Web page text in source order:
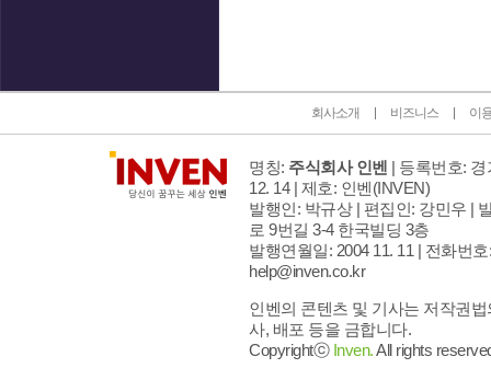
회사소개 비즈니스 이
명칭: 주식회사 인벤 | 등록번호:
12. 14 | 제호: 인벤(INVEN)
발행인: 박규상 | 편집인: 강민우 |
로 9번길 3-4 한국빌딩 3층
발행연월일: 2004 11. 11 | 전화번호
help@inven.co.kr
인벤의 콘텐츠 및 기사는 저작권
사, 배포 등을 금합니다.
Copyrightⓒ Inven.All rights